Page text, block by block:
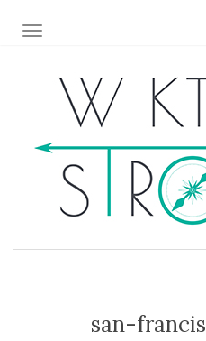
TOGGLE NAVIGATION
san-